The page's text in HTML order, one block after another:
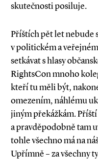
skutečnosti posiluje.
Příštích pět let nebude
v politickém a
setkávat s hlasy
RightsCon mnoho
kteří tu měli být,
omezením, náhlému
jiným překážkám.
a pravděpodobně tam
tohle všechno má na
Upřímně – za všechny